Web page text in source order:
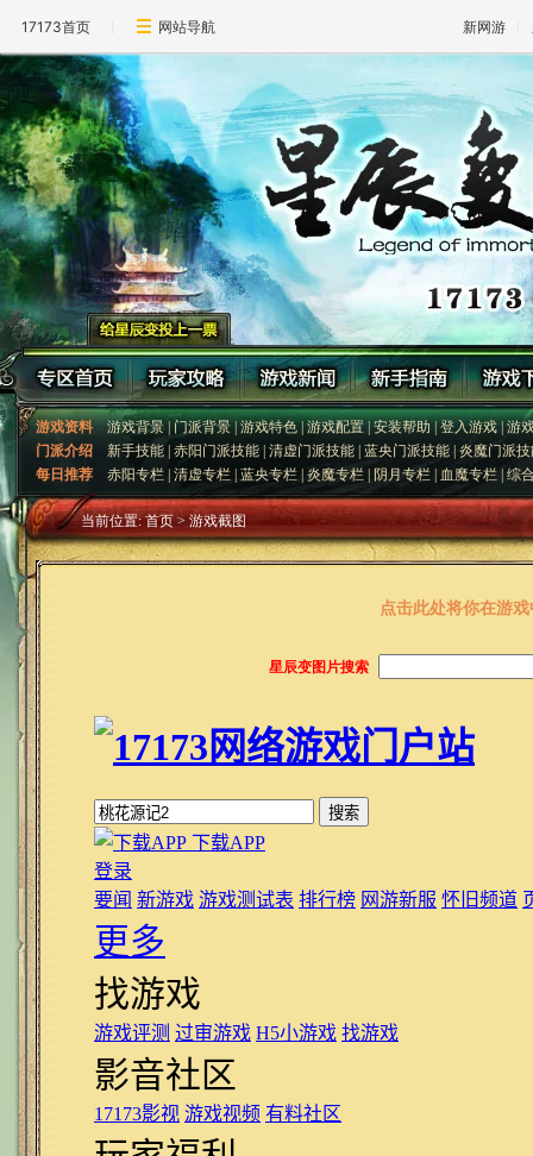
17173首页 网站导航 新网游
游戏资料 游戏背景 门派背景|游戏特色|游戏配置|安装帮助|登入游戏 |游
门派介绍
新手技能 赤阳门派技能 清虚门派技能 蓝央门派技能 炎魔门派
每日推荐
赤阳专栏 清虚专栏 蓝央专栏 炎魔专栏 阴月专栏 血魔专栏 综
当前位置:首页> 游戏截图
点击此处将你在游
星辰变图片搜索